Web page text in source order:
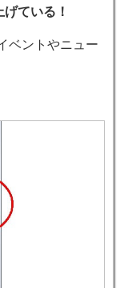
ている！
ベントやニュー